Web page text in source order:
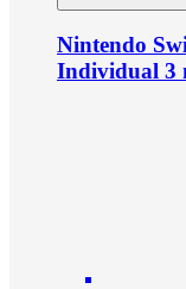
Nintendo
Individual 3